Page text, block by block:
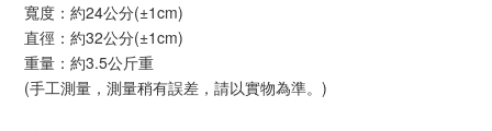
寬度：約24公分(±1cm)
直徑：約32公分(±1cm)
重量：約3.5公斤重
(手工測量，測量稍有誤差，請以實物為準。)